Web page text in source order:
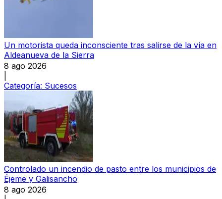
Un motorista queda inconsciente tras salirse de la vía en
Aldeanueva de la Sierra
8 ago 2026
Categoría: Sucesos
Controlado un incendio de pasto entre los municipios de
Éjeme y Galisancho
8 ago 2026